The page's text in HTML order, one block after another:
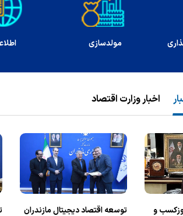
درگاه ملی مجوزها ارتباط با مدیر کل
اخبار وزارت اقتصاد
و
توسعه اقتصاد دیجیتال مازندران